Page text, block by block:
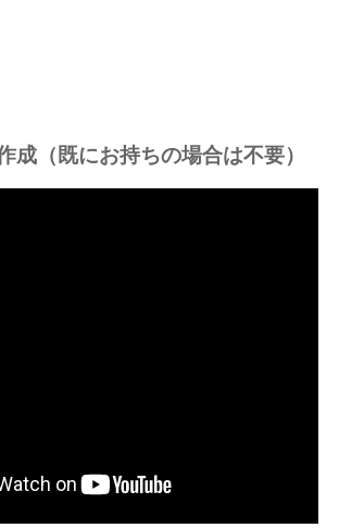
成（既にお持ちの場合は不要）